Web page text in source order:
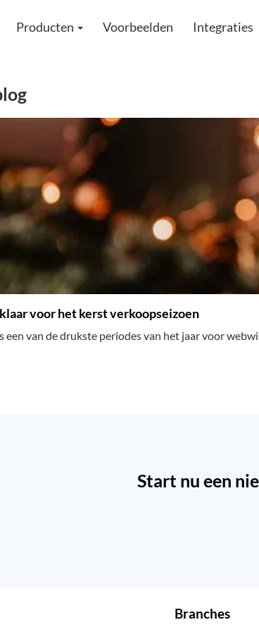
Producten Voorbeelden Integraties
voor het kerst verkoopseizoen
van de drukste periodes van het jaar voor
Start nu een
Branches